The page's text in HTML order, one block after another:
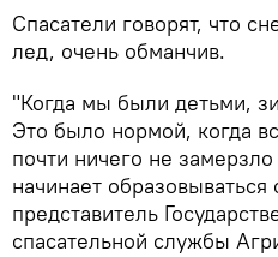
Спасатели говорят, что
лед, очень обманчив.
"Когда мы были детьми,
Это было нормой, когда
почти ничего не
начинает
представитель
спасательной службы